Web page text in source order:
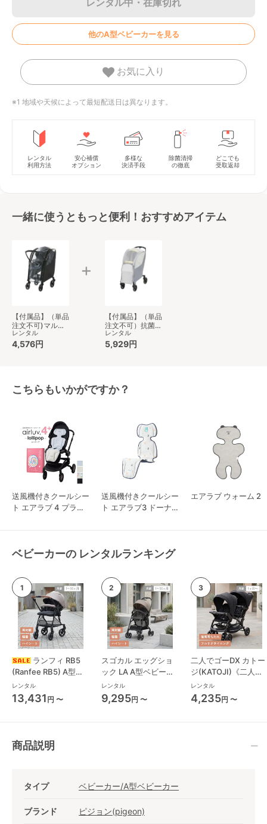
レンタル中・在庫切れ
他のA型ベビーカーを見る
お気に入り
※1 地域や天候によって最短配送日は異なります。
レンタル
利用方法
安心補償
オプション
多様な
決済手段
除菌清掃
の徹底
どこでも
受取返却
一緒に使うともっと便利！おすすめアイテム
【付属品】（単品
注文不可)マルチ
レインカバー 両
対面用 ピジョン
レンタル
4,576円
【付属品】（単品
注文不可）抗菌・
抗ウイルス加工
ベビーカーカバー
レンタル
5,929円
こちらもいかがですか？
送風機付きクールシー
ト エアラブ 4 プラス
送風機付きクールシー
ト エアラブ3 ドーナ
エアラブ ウォーム 2
ベビーカーの レンタルランキング
ランフィ RB5
(Ranfee RB5) A型ベ
ビーカー ピジョン
(pigeon)
レンタル
13,431 円 〜
スゴカル エッグショ
ック LA A型ベビーカ
ー コンビ(Combi)
レンタル
9,295円 〜
二人でゴーDX カトー
ジ(KATOJI)《二人乗
り》 二人乗り/双子用
ベビーカー
レンタル
4,235円 〜
商品説明
タイプ ベビーカー/A型ベビーカー
ブランド ピジョン(pigeon)